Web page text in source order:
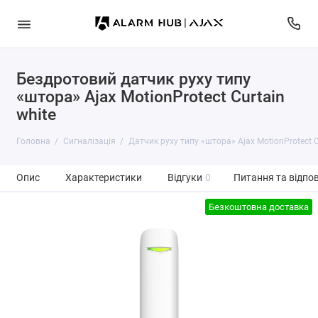
Бездротовий датчик руху типу
«штора» Ajax MotionProtect Curtain
white
Головна Сигналізація Датчик руху типу «штора» Ajax MotionProtect
Опис Характеристики Відгуки 0 Питання та
Безкоштовна доставка